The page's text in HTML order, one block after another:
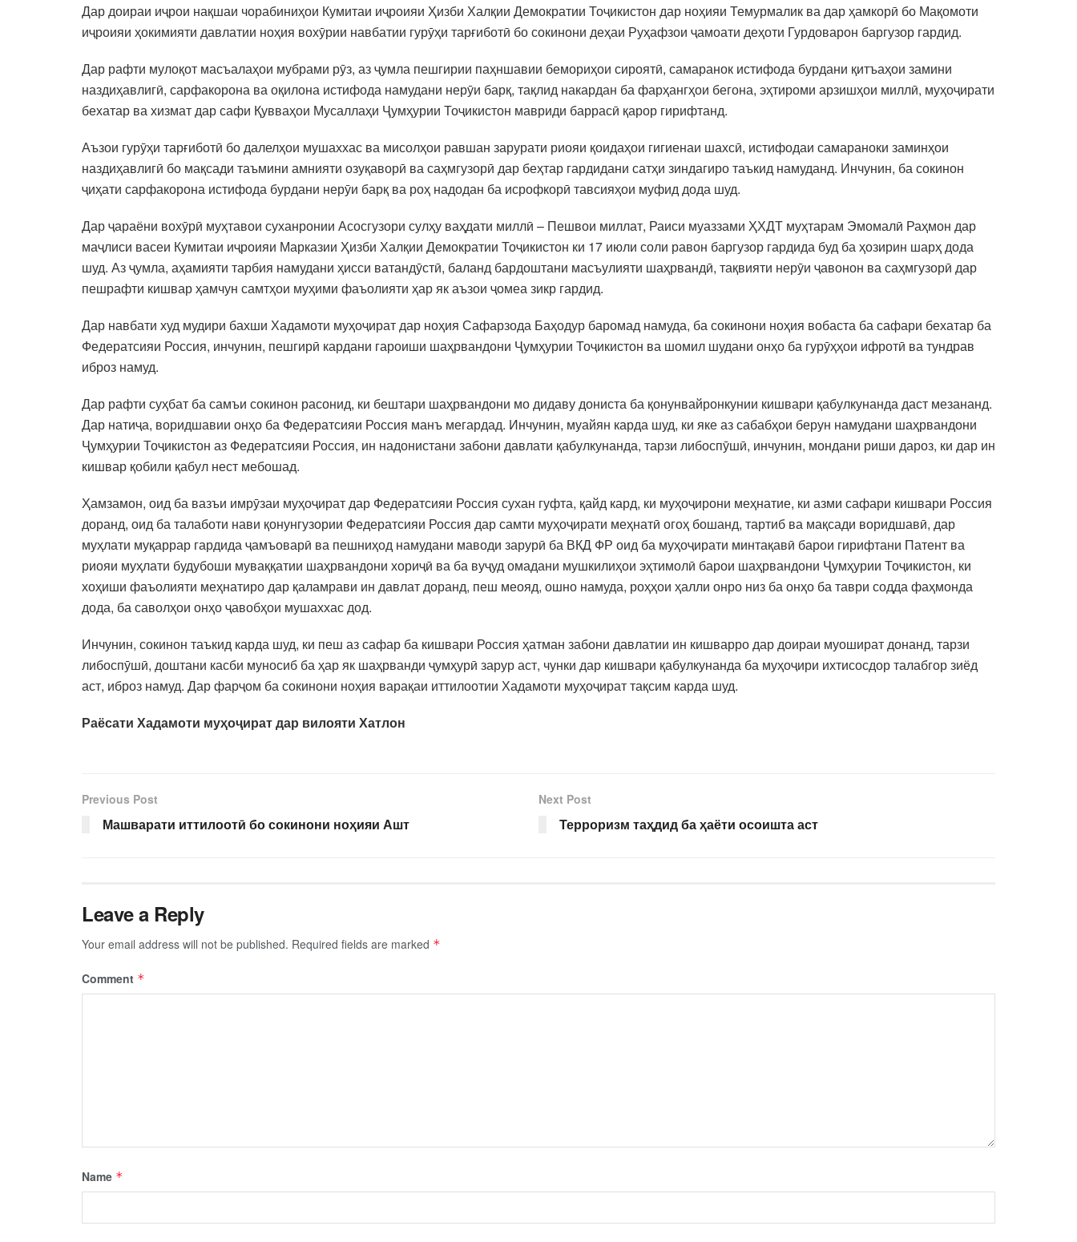
Дар доираи иҷрои нақшаи чорабиниҳои Кумитаи иҷроияи Ҳизби Халқии Демократии Тоҷикистон дар ноҳияи Темурмалик ва дар ҳамкорӣ бо Мақомоти
иҷроияи ҳокимияти давлатии ноҳия вохӯрии навбатии гурӯҳи тарғиботӣ бо сокинони деҳаи Руҳафзои ҷамоати деҳоти Гурдоварон баргузор гардид.
Дар рафти мулоқот масъалаҳои мубрами рӯз, аз ҷумла пешгирии паҳншавии бемориҳои сироятӣ, самаранок истифода бурдани қитъаҳои замини
наздиҳавлигӣ, сарфакорона ва оқилона истифода намудани нерӯи барқ, тақлид накардан ба фарҳангҳои бегона, эҳтироми арзишҳои миллӣ, муҳоҷирати
бехатар ва хизмат дар сафи Қувваҳои Мусаллаҳи Ҷумҳурии Тоҷикистон мавриди баррасӣ қарор гирифтанд.
Аъзои гурӯҳи тарғиботӣ бо далелҳои мушаххас ва мисолҳои равшан зарурати риояи қоидаҳои гигиенаи шахсӣ, истифодаи самараноки заминҳои
наздиҳавлигӣ бо мақсади таъмини амнияти озуқаворӣ ва саҳмгузорӣ дар беҳтар гардидани сатҳи зиндагиро таъкид намуданд. Инчунин, ба сокинон
ҷиҳати сарфакорона истифода бурдани нерӯи барқ ва роҳ надодан ба исрофкорӣ тавсияҳои муфид дода шуд.
Дар ҷараёни вохӯрӣ муҳтавои суханронии Асосгузори сулҳу ваҳдати миллӣ – Пешвои миллат, Раиси муаззами ҲХДТ муҳтарам Эмомалӣ Раҳмон дар
маҷлиси васеи Кумитаи иҷроияи Марказии Ҳизби Халқии Демократии Тоҷикистон ки 17 июли соли равон баргузор гардида буд ба ҳозирин шарҳ дода
шуд. Аз ҷумла, аҳамияти тарбия намудани ҳисси ватандӯстӣ, баланд бардоштани масъулияти шаҳрвандӣ, тақвияти нерӯи ҷавонон ва саҳмгузорӣ дар
пешрафти кишвар ҳамчун самтҳои муҳими фаъолияти ҳар як аъзои ҷомеа зикр гардид.
Дар навбати худ мудири бахши Хадамоти муҳоҷират дар ноҳия Сафарзода Баҳодур баромад намуда, ба сокинони ноҳия вобаста ба сафари бехатар ба
Федератсияи Россия, инчунин, пешгирӣ кардани гароиши шаҳрвандони Ҷумҳурии Тоҷикистон ва шомил шудани онҳо ба гурӯҳҳои ифротӣ ва тундрав
иброз намуд.
Дар рафти суҳбат ба самъи сокинон расонид, ки бештари шаҳрвандони мо дидаву дониста ба қонунвайронкунии кишвари қабулкунанда даст мезананд.
Дар натиҷа, воридшавии онҳо ба Федератсияи Россия манъ мегардад. Инчунин, муайян карда шуд, ки яке аз сабабҳои берун намудани шаҳрвандони
Ҷумҳурии Тоҷикистон аз Федератсияи Россия, ин надонистани забони давлати қабулкунанда, тарзи либоспӯшӣ, инчунин, мондани риши дароз, ки дар ин
кишвар қобили қабул нест мебошад.
Ҳамзамон, оид ба вазъи имрӯзаи муҳоҷират дар Федератсияи Россия сухан гуфта, қайд кард, ки муҳоҷирони меҳнатие, ки азми сафари кишвари Россия
доранд, оид ба талаботи нави қонунгузории Федератсияи Россия дар самти муҳоҷирати меҳнатӣ огоҳ бошанд, тартиб ва мақсади воридшавӣ, дар
муҳлати муқаррар гардида ҷамъоварӣ ва пешниҳод намудани маводи зарурӣ ба ВКД ФР оид ба муҳоҷирати минтақавӣ барои гирифтани Патент ва
риояи муҳлати будубоши муваққатии шаҳрвандони хориҷӣ ва ба вуҷуд омадани мушкилиҳои эҳтимолӣ барои шаҳрвандони Ҷумҳурии Тоҷикистон, ки
хоҳиши фаъолияти меҳнатиро дар қаламрави ин давлат доранд, пеш меояд, ошно намуда, роҳҳои ҳалли онро низ ба онҳо ба таври содда фаҳмонда
дода, ба саволҳои онҳо ҷавобҳои мушаххас дод.
Инчунин, сокинон таъкид карда шуд, ки пеш аз сафар ба кишвари Россия ҳатман забони давлатии ин кишварро дар доираи муошират донанд, тарзи
либоспӯшӣ, доштани касби муносиб ба ҳар як шаҳрванди ҷумҳурӣ зарур аст, чунки дар кишвари қабулкунанда ба муҳоҷири ихтисосдор талабгор зиёд
аст, иброз намуд. Дар фарҷом ба сокинони ноҳия варақаи иттилоотии Хадамоти муҳоҷират тақсим карда шуд.
Раёсати Хадамоти муҳоҷират дар вилояти Хатлон
Previous Post
Машварати иттилоотӣ бо сокинони ноҳияи Ашт
Next Post
Терроризм таҳдид ба ҳаёти осоишта аст
Leave a Reply
Your email address will not be published. Required fields are marked *
Comment *
Name *